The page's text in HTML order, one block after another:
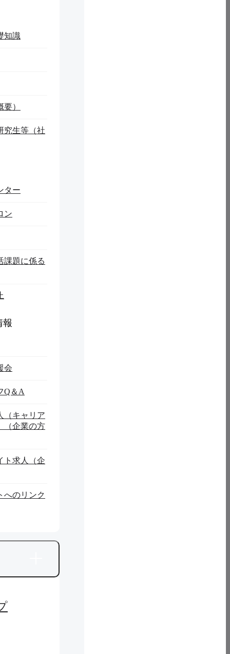
知識
）
究生等（社
ター
ン
課題に係る
報
会
Q＆A
（キャリア
（企業の方
ト求人（企
へのリンク